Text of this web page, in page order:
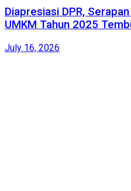
Diapresiasi DPR,
UMKM Tahun 2025
July 16, 2026